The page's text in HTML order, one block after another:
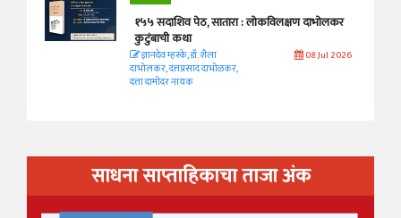
१५५ सदाशिव पेठ, सातारा : लोकविलक्षण दाभोलकर
कुटुंबाची कथा
ज्ञानदेव म्हस्के, डॉ. शैला
दाभोलकर, दत्तप्रसाद दाभोळकर,
दत्ता दामोदर नायक
08 Jul 2026
साधना साप्ताहिकाचा ताजा अंक